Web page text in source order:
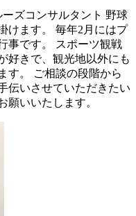
ズコンサルタント 野球
けます。 毎年2月にはプ
事です。 スポーツ観戦
好きで、観光地以外にも
す。 ご相談の段階から
伝いさせていただきたい
願いいたします。